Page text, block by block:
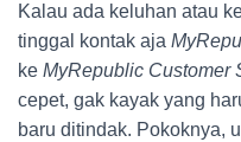
Kalau ada keluhan atau
tinggal kontak aja
ke MyRepublic Customer
cepet, gak kayak yang
baru ditindak. Pokoknya,